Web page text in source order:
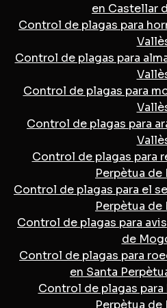
en Castellar
Control de plagas para
Control de plagas para
Control de plagas para
Control de plagas para
Control de plagas para
Perpètua de
Control de plagas para el
Perpètua de
Control de plagas para
de
Control de plagas para
en Santa
Control de plagas
Perpètua de